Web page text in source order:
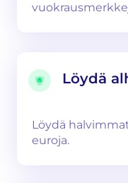
Löydä
Löydä
euroja.